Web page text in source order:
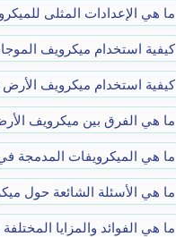
ما هي الإعدادات المثلى
كيفية استخدام ميكرويف
كيفية استخدام ميكرويف
ما هي الفرق بين ميكرويف
ما هي الميكرويفات المدمجة
ما هي الأسئلة الشائعة حول
ما هي الفوائد والمزايا